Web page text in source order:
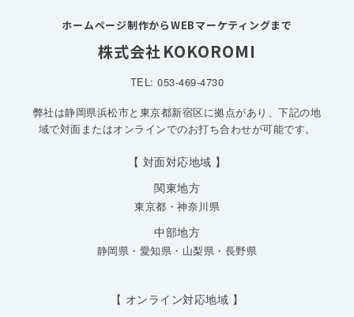
ホームページ制作からWEBマーケティングまで
株式会社 KOKOROMI
TEL: 053-469-4730
弊社は静岡県浜松市と東京都新宿区に拠点があり、下記の地
域で対面またはオンラインでのお打ち合わせが可能です。
【 対面対応地域 】
関東地方
東京都 ・ 神奈川県
中部地方
静岡県 ・ 愛知県 ・ 山梨県 ・ 長野県
【 オンライン対応地域 】